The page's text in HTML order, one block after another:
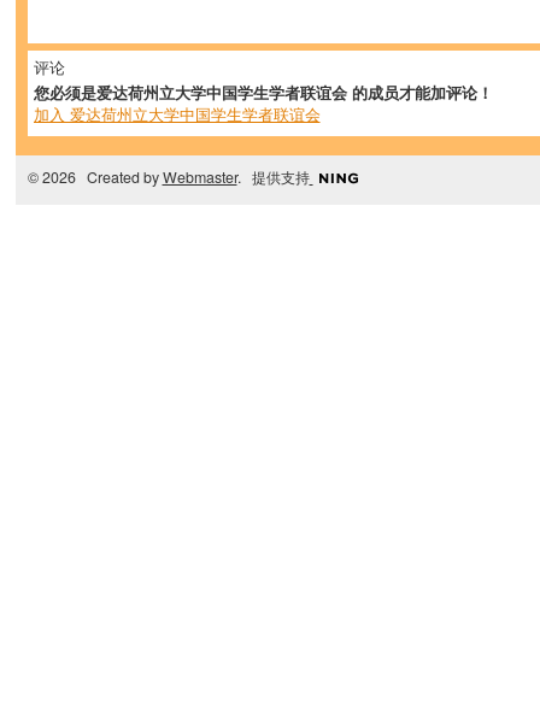
评论
您必须是爱达荷州立大学中国学生学者联谊会 的成员才能加评论！
加入 爱达荷州立大学中国学生学者联谊会
© 2026 Created byWebmaster. 提供支持